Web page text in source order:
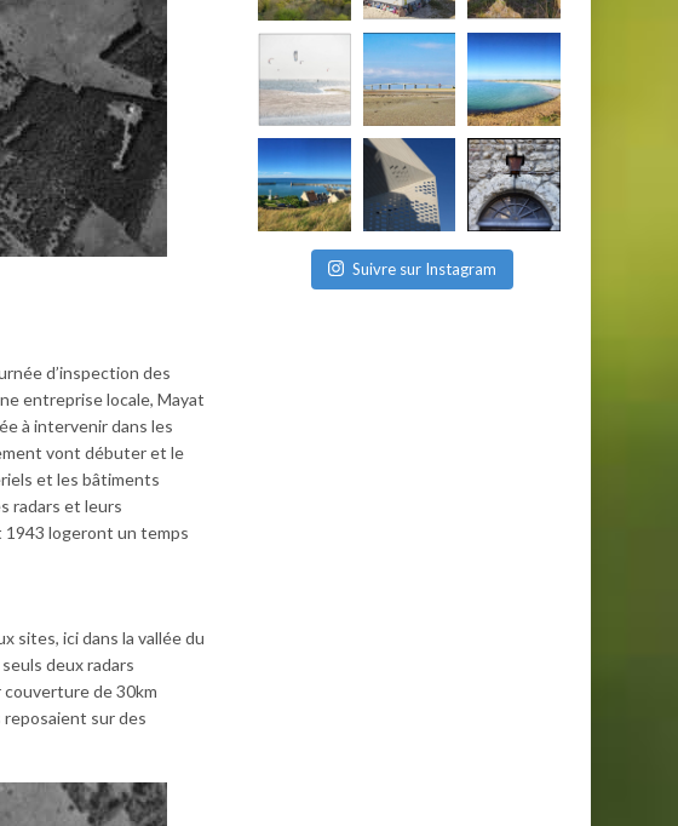
d’inspection des
entreprise locale, Mayat
à intervenir dans les
vont débuter et le
et les bâtiments
radars et leurs
1943 logeront un temps
sites, ici dans la vallée du
deux radars
de 30km
sur des
Suivre sur Instagram